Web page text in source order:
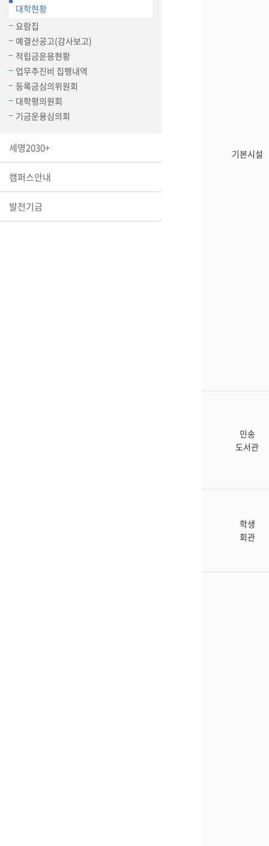
발전기금
예비군연
대학현황
요람집
예결산공고(감사보고)
적립금운용현황
업무추진비 집행내역
등록금심의위원회
대학평의원회
기금운용심의회
세명2030+
캠퍼스안내
발전기금
기본시설
민송
도서관
학생
회관